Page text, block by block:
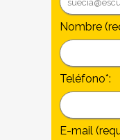
Nombre
Teléfono*:
E-mail